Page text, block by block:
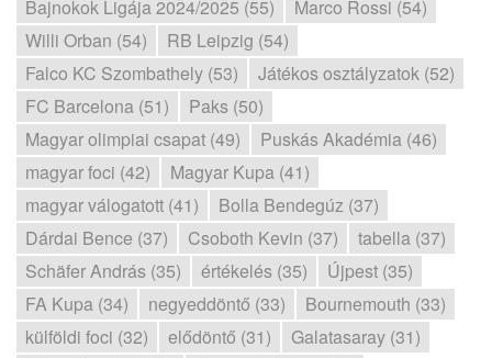
Bajnokok Ligája 2024/2025 (55)
Marco Rossi (54)
Willi Orban (54)
RB Leipzig (54)
Falco KC Szombathely (53)
Játékos osztályzatok (52)
FC Barcelona (51)
Paks (50)
Magyar olimpiai csapat (49)
Puskás Akadémia (46)
magyar foci (42)
Magyar Kupa (41)
magyar válogatott (41)
Bolla Bendegúz (37)
Dárdai Bence (37)
Csoboth Kevin (37)
tabella (37)
Schäfer András (35)
értékelés (35)
Újpest (35)
FA Kupa (34)
negyeddöntő (33)
Bournemouth (33)
külföldi foci (32)
elődöntő (31)
Galatasaray (31)